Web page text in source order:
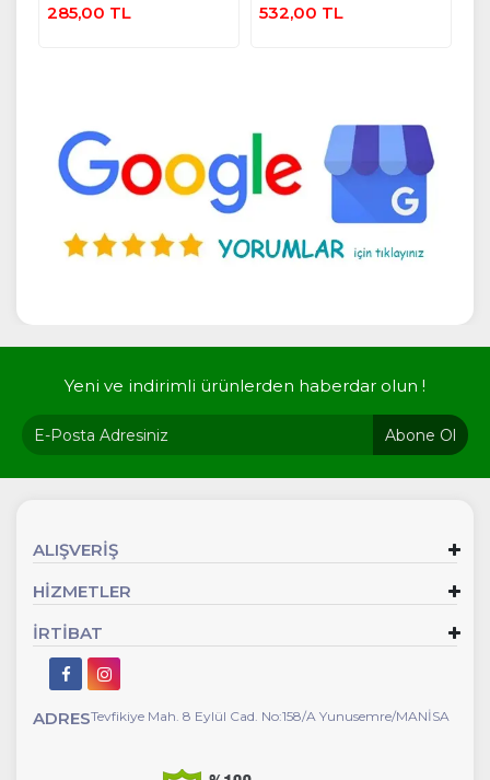
285,00 TL 532,00 TL
Yeni ve indirimli ürünlerden haberdar olun !
Abone Ol
ALIŞVERİŞ
HİZMETLER
İRTİBAT
ADRESTevfikiye Mah. 8 Eylül Cad. No:158/A Yunusemre/MANİSA